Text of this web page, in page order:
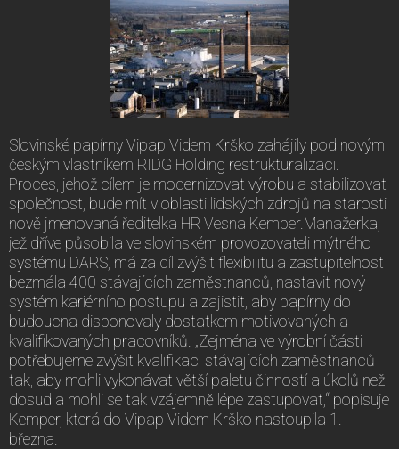
Slovinské papírny Vipap Videm Krško zahájily pod novým
českým vlastníkem RIDG Holding restrukturalizaci.
Proces, jehož cílem je modernizovat výrobu a stabilizovat
společnost, bude mít v oblasti lidských zdrojů na starosti
nově jmenovaná ředitelka HR Vesna Kemper.Manažerka,
jež dříve působila ve slovinském provozovateli mýtného
systému DARS, má za cíl zvýšit flexibilitu a zastupitelnost
bezmála 400 stávajících zaměstnanců, nastavit nový
systém kariérního postupu a zajistit, aby papírny do
budoucna disponovaly dostatkem motivovaných a
kvalifikovaných pracovníků. „Zejména ve výrobní části
potřebujeme zvýšit kvalifikaci stávajících zaměstnanců
tak, aby mohli vykonávat větší paletu činností a úkolů než
dosud a mohli se tak vzájemně lépe zastupovat,“ popisuje
Kemper, která do Vipap Videm Krško nastoupila 1.
března.